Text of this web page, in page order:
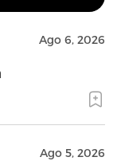
Ago 6, 2026
Ago 5, 2026